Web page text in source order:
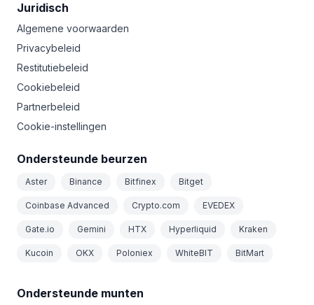
Juridisch
Algemene voorwaarden
Privacybeleid
Restitutiebeleid
Cookiebeleid
Partnerbeleid
Cookie-instellingen
Ondersteunde beurzen
Aster Binance Bitfinex Bitget
Coinbase Advanced Crypto.com EVEDEX
Gate.io Gemini HTX Hyperliquid Kraken
Kucoin OKX Poloniex WhiteBIT BitMart
Ondersteunde munten